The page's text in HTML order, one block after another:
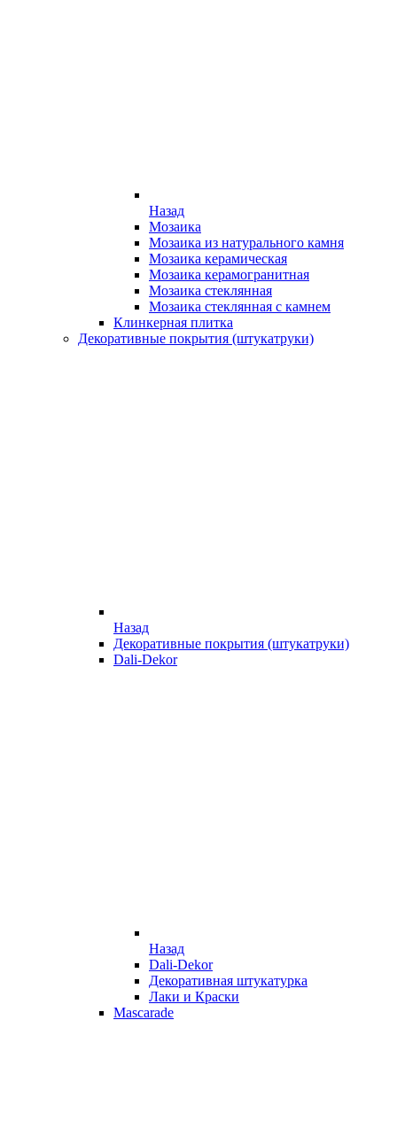
Назад
Мозаика
Мозаика из натурального камня
Мозаика керамическая
Мозаика керамогранитная
Мозаика стеклянная
Мозаика стеклянная с камнем
Клинкерная плитка
Декоративные покрытия (штукатруки)
Назад
Декоративные покрытия (штукатруки)
Dali-Dekor
Назад
Dali-Dekor
Декоративная штукатурка
Лаки и Краски
Mascarade